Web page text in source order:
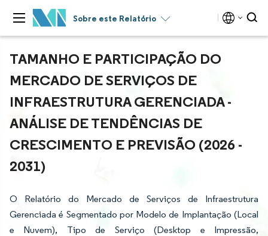
Sobre este Relatório
TAMANHO E PARTICIPAÇÃO DO
MERCADO DE SERVIÇOS DE
INFRAESTRUTURA GERENCIADA -
ANÁLISE DE TENDÊNCIAS DE
CRESCIMENTO E PREVISÃO (2026 -
2031)
O Relatório do Mercado de Serviços de Infraestrutura
Gerenciada é Segmentado por Modelo de Implantação (Local
e Nuvem), Tipo de Serviço (Desktop e Impressão,